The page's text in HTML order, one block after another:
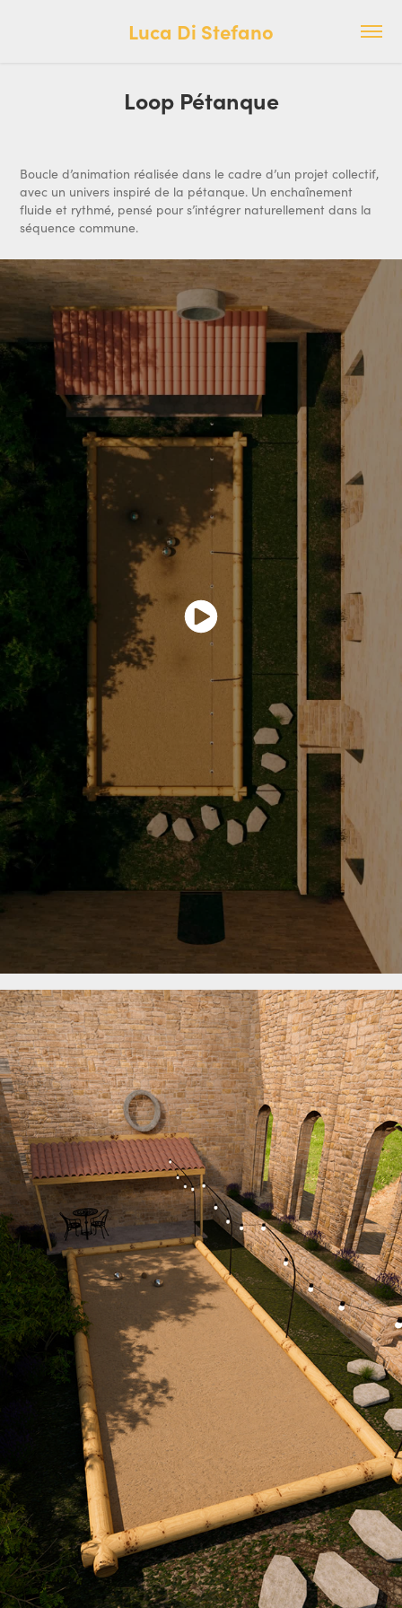
Luca Di Stefano
Loop Pétanque
Boucle d’animation réalisée dans le cadre d’un projet collectif,
avec un univers inspiré de la pétanque. Un enchaînement
fluide et rythmé, pensé pour s’intégrer naturellement dans la
séquence commune.